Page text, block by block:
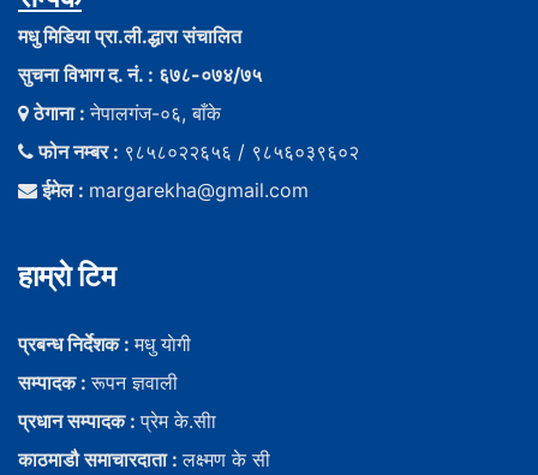
मधु मिडिया प्रा.ली.द्धारा संचालित
सुचना विभाग द. नं. : ६७८-०७४/७५
ठेगाना :नेपालगंज-०६, बाँके
फोन नम्बर : ९८५८०२२६५६ / ९८५६०३९६०२
ईमेल : margarekha@gmail.com
हाम्राे टिम
प्रबन्ध निर्देशक :मधु याेगी
सम्पादक :रूपन ज्ञवाली
प्रधान सम्पादक :प्रेम के.सीा
काठमाडौ समाचारदाता :लक्ष्मण के सी